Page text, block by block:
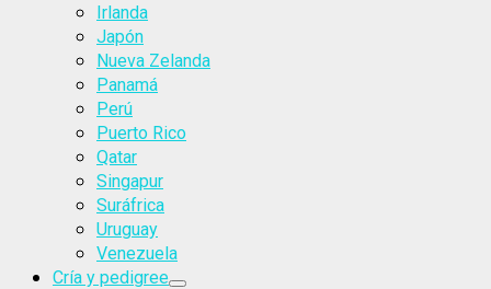
Irlanda
Japón
Nueva Zelanda
Panamá
Perú
Puerto Rico
Qatar
Singapur
Suráfrica
Uruguay
Venezuela
Cría y pedigree